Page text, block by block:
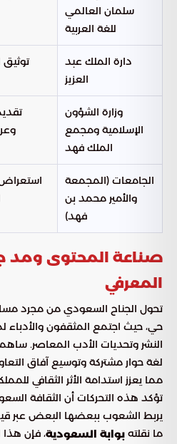
سلمان العالمي
للغة العربية
دارة الملك عبد
العزيز
توثيق
وزارة الشؤون
الإسلامية ومجمع
الملك فهد
الجامعات (المجمعة
والأمير محمد بن
فهد)
استعراض
صناعة المحتوى ومد
المعرفي
تحول الجناح السعودي من مجرد
حي، حيث اجتمع المثقفون
النشر وتحديات الأدب المعاصر.
لغة حوار مشتركة وتوسيع آفاق
مما يعزز استدامة الأثر الثقافي
تؤكد هذه التحركات أن الثقافة
يربط الشعوب ببعضها البعض عبر قيم
ما نقلته بوابة السعودية، فإن هذا